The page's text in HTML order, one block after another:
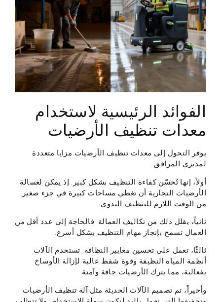
الفوائد الرئيسية لاستخدام
معدات تنظيف الأرضيات
يوفر التحول إلى معدات تنظيف الأرضيات مزايا متعددة
لمديري المرافق.
أولاً، إنها تُحسّن كفاءة التنظيف بشكل كبير. إذ يمكن لغسالة
الأرضيات التجارية أن تغطي مساحات كبيرة في جزء صغير
من الوقت اللازم للتنظيف اليدوي.
ثانياً، يقلل ذلك من تكاليف العمالة. فالحاجة إلى عدد أقل من
العمال تسمح بإنجاز مهام التنظيف بشكل أسرع.
ثالثًا، تعمل على تحسين معايير النظافة. تستخدم الآلات
أنظمة المياه النظيفة وقوة شفط عالية لإزالة الأوساخ
بفعالية، مما يترك الأرضيات جافة وآمنة.
وأخيراً، تم تصميم الآلات الحديثة مثل آلة تنظيف الأرضيات